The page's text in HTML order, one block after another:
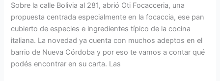
Sobre la calle Bolivia al 281, abrió Oti Focacceria, una
propuesta centrada especialmente en la focaccia, ese pan
cubierto de especies e ingredientes típico de la cocina
italiana. La novedad ya cuenta con muchos adeptos en el
barrio de Nueva Córdoba y por eso te vamos a contar qué
podés encontrar en su carta. Las